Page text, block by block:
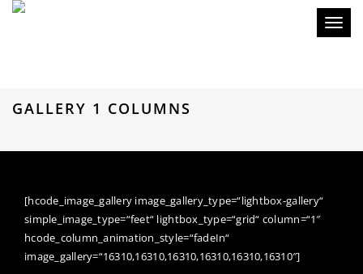
Toggle
GALLERY 1 COLUMNS
[hcode_image_gallery image_gallery_type=“lightbox-gallery“
simple_image_type=“feet“ lightbox_type=“grid“ column=“1″
hcode_column_animation_style=“fadeIn“
image_gallery=“16310,16310,16310,16310,16310,16310″]